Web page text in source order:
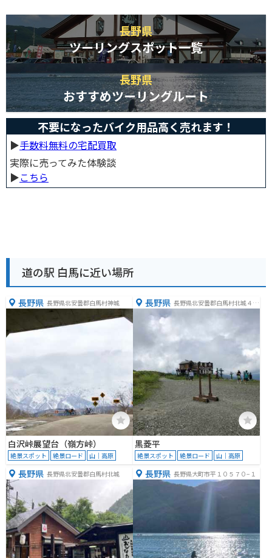
長野県
ツーリングスポット一覧
長野県
おすすめツーリングルート
不要になったバイク用品高く売れます！
▶︎手数料無料の宅配買取
実際に売ってみた体験談
▶︎こちら
道の駅 白馬に近い場所
長野県 長野県北安曇郡白馬村神城
白沢峠展望台（嶺方峠）
絶景スポット 絶景ロード 山｜高原
長野県 長野県北安曇郡白馬村北城４４
黒菱平
絶景スポット 絶景ロード 山｜高原
長野県 長野県北安曇郡白馬村北城 長野県 長野県大町市平１０５７０−１